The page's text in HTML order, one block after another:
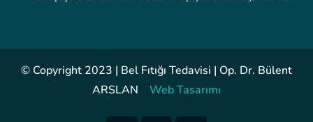
© Copyright 2023 | Bel Fıtığı Tedavisi | Op. Dr. Bülent
ARSLAN Web Tasarımı